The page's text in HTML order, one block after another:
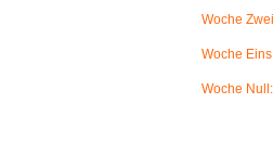
Woche
Woche
Woche